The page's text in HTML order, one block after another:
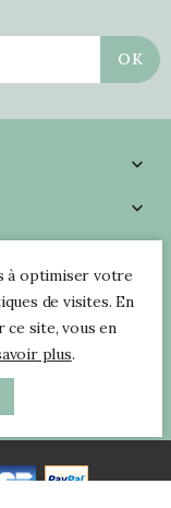



à optimiser votre
de visites. En
site, vous en
plus.